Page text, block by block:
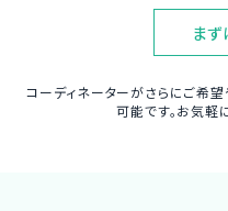
まず
コーディネーターがさらにご希
可能です。お気軽